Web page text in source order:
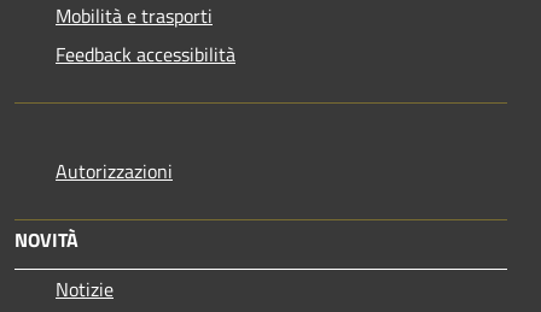
Mobilità e trasporti
Feedback accessibilità
Autorizzazioni
NOVITÀ
Notizie